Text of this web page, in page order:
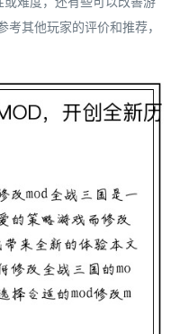
其他玩家的评价和推荐，